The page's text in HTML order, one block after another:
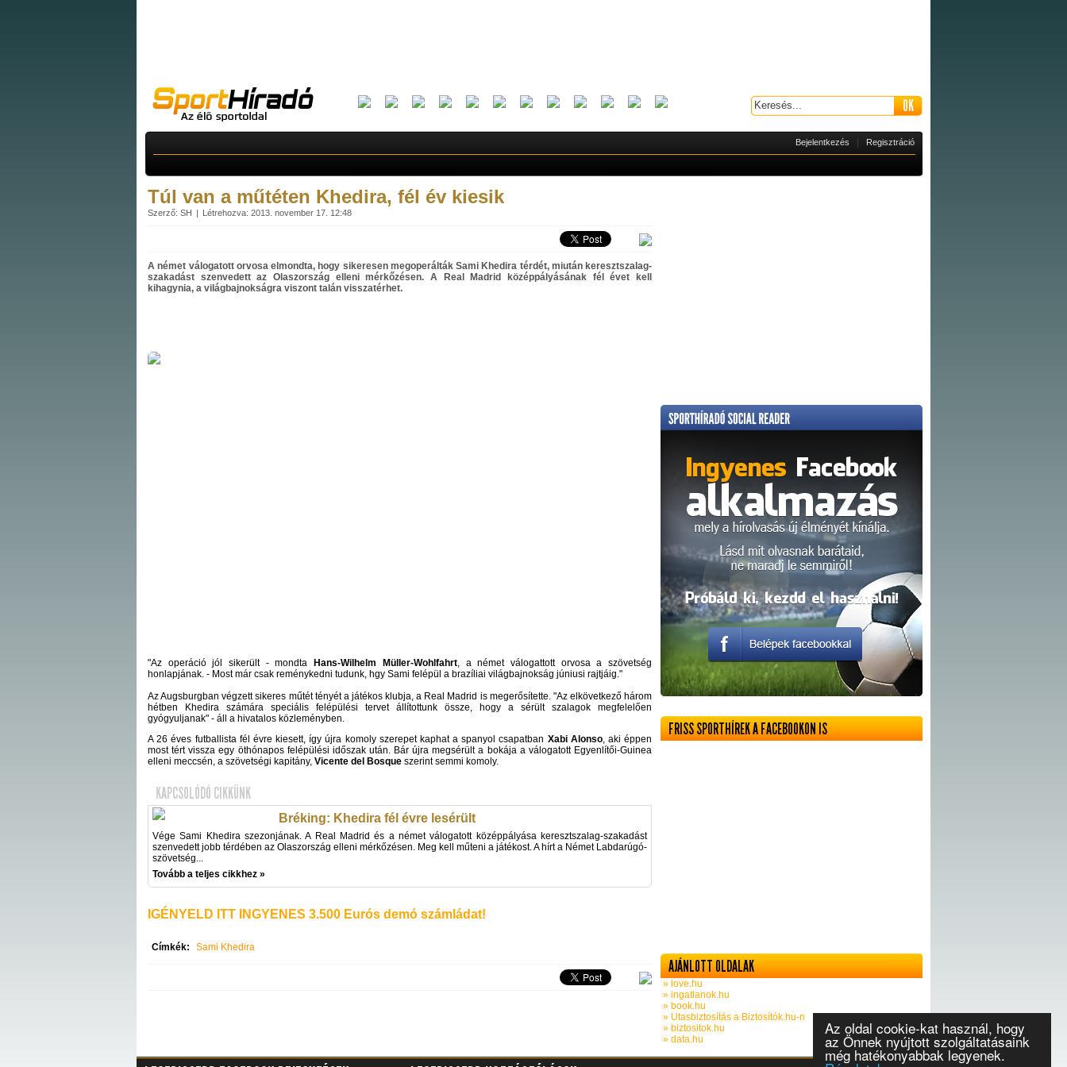
Az oldal cookie-kat használ, hogy
az Önnek nyújtott szolgáltatásaink
még hatékonyabbak legyenek.
Bejelentkezés Regisztráció
Túl van a műtéten Khedira, fél év kiesik
Szerző: SH Létrehozva: 2013. november 17. 12:48
A német válogatott orvosa elmondta, hogy sikeresen megoperálták Sami Khedira térdét, miután keresztszalag-
szakadást szenvedett az Olaszország elleni mérkőzésen. A Real Madrid középpályásának fél évet kell
kihagynia, a világbajnokságra viszont talán visszatérhet.
"Az operáció jól sikerült - mondta Hans-Wilhelm Müller-Wohlfahrt, a német válogattott orvosa a szövetség
honlapjának. - Most már csak reménykedni tudunk, hgy Sami felépül a brazíliai világbajnokság júniusi rajtjáig."
Az Augsburgban végzett sikeres műtét tényét a játékos klubja, a Real Madrid is megerősítette. "Az elkövetkező három
hétben Khedira számára speciális felépülési tervet állítottunk össze, hogy a sérült szalagok megfelelően
gyógyuljanak" - áll a hivatalos közleményben.
A 26 éves futballista fél évre kiesett, így újra komoly szerepet kaphat a spanyol csapatban Xabi Alonso, aki éppen
most tért vissza egy öthónapos felépülési időszak után. Bár újra megsérült a bokája a válogatott Egyenlítői-Guinea
elleni meccsén, a szövetségi kapitány, Vicente del Bosque szerint semmi komoly.
KAPCSOLÓDÓ CIKKÜNK
Bréking: Khedira fél évre lesérült
Vége Sami Khedira szezonjának. A Real Madrid és a német válogatott középpályása keresztszalag-szakadást
szenvedett jobb térdében az Olaszország elleni mérkőzésen. Meg kell műteni a játékost. A hírt a Német Labdarúgó-
szövetség...
Tovább a teljes cikkhez »
IGÉNYELD ITT INGYENES 3.500 Eurós demó számládat!
Címkék: Sami Khedira
FRISS SPORTHÍREK A FACEBOOKON IS
AJÁNLOTT OLDALAK
» love.hu
» ingatlanok.hu
» book.hu
» Utasbiztosítás a Biztosítók.hu-n
» biztositok.hu
» data.hu